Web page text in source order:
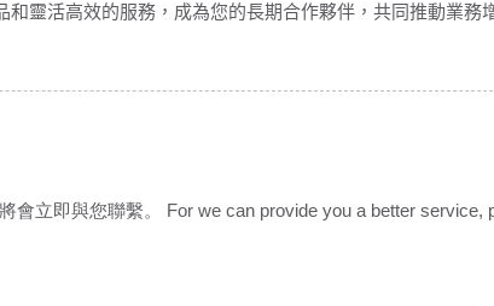
靈活高效的服務，成為您的長期合作夥伴，共同推動業務